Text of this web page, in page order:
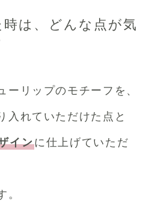
は、どんな点が気
ーリップのモチーフを、
入れていただけた点と
インに仕上げていただ
。